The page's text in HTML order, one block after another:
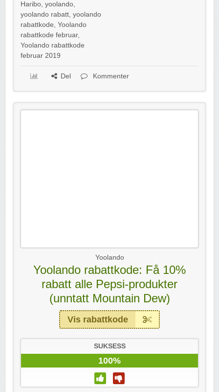
Haribo, yoolando,
yoolando rabatt, yoolando
rabattkode, Yoolando
rabattkode februar,
Yoolando rabattkode
februar 2019
Del Kommenter
Yoolando
Yoolando rabattkode: Få 10%
rabatt alle Pepsi-produkter
(unntatt Mountain Dew)
Vis rabattkode
SUKSESS
100%